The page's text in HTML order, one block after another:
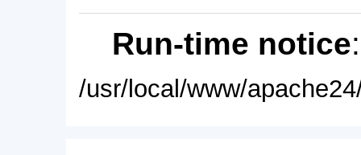
Run-time notice
/usr/local/www/